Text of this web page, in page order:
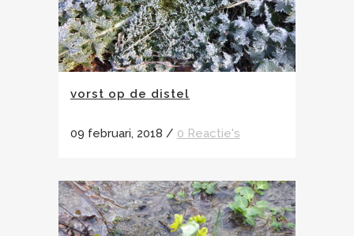
vorst op de distel
09 februari, 2018 / 0 Reactie's